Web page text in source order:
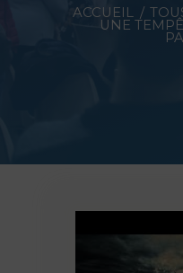
ACCUEIL
UNE
Faire un don